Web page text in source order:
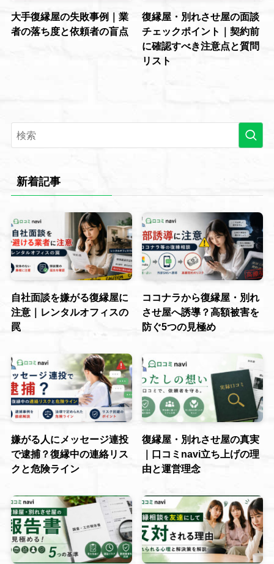
大手復縁屋の失敗事例｜業
者の落ち度と依頼者の盲点
復縁屋・別れさせ屋の面談
チェックポイント｜契約前
に確認すべき注意点と質問
リスト
新着記事
自社面談を嫌がる復縁屋に
注意｜レンタルオフィスの
罠
ココナラから復縁屋・別れ
させ屋へ誘導？高額被害を
防ぐ5つの見極め
嫌がる人にメッセージ連投
で逮捕？復縁中の連絡リス
クと危険ライン
復縁屋・別れさせ屋の真実
｜口コミnavi立ち上げの理
由と運営理念